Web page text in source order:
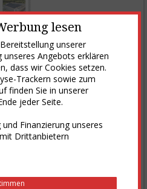
lesen
unserer
Angebots erklären
dass wir Cookies setzen.
Trackern sowie zum
finden Sie in unserer
jeder Seite.
Finanzierung unseres
Drittanbietern
06-2023 vom 1. Juni 2023